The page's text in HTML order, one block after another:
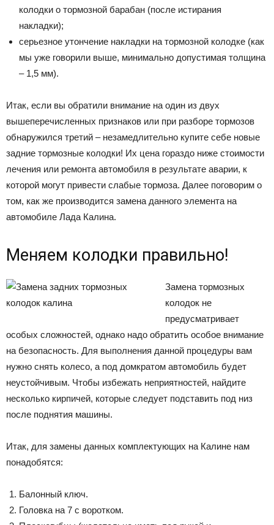
колодки о тормозной барабан (после истирания
накладки);
серьезное утончение накладки на тормозной колодке (как
мы уже говорили выше, минимально допустимая толщина
– 1,5 мм).
Итак, если вы обратили внимание на один из двух
вышеперечисленных признаков или при разборе тормозов
обнаружился третий – незамедлительно купите себе новые
задние тормозные колодки! Их цена гораздо ниже стоимости
лечения или ремонта автомобиля в результате аварии, к
которой могут привести слабые тормоза. Далее поговорим о
том, как же производится замена данного элемента на
автомобиле Лада Калина.
Меняем колодки правильно!
Замена тормозных
колодок не
предусматривает
особых сложностей, однако надо обратить особое внимание
на безопасность. Для выполнения данной процедуры вам
нужно снять колесо, а под домкратом автомобиль будет
неустойчивым. Чтобы избежать неприятностей, найдите
несколько кирпичей, которые следует подставить под низ
после поднятия машины.
Итак, для замены данных комплектующих на Калине нам
понадобятся:
Балонный ключ.
Головка на 7 с воротком.